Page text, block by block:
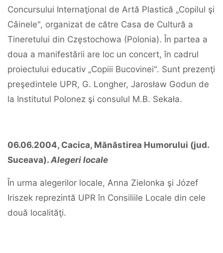
Concursului Internaţional de Artă Plastică „Copilul şi
Câinele", organizat de către Casa de Cultură a
Tineretului din Częstochowa (Polonia). În partea a
doua a manifestării are loc un concert, în cadrul
proiectului educativ „Copiii Bucovinei". Sunt prezenţi
preşedintele UPR, G. Longher, Jarosław Godun de
la Institutul Polonez şi consulul M.B. Sekała.
06.06.2004, Cacica, Mănăstirea Humorului (jud.
Suceava). Alegeri locale
În urma alegerilor locale, Anna Zielonka şi Józef
Iriszek reprezintă UPR în Consiliile Locale din cele
două localităţi.